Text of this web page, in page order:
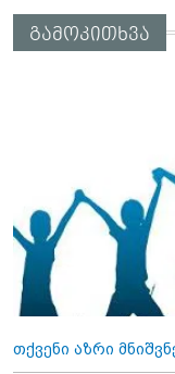
გამოკითხვა
თქვენი აზრი